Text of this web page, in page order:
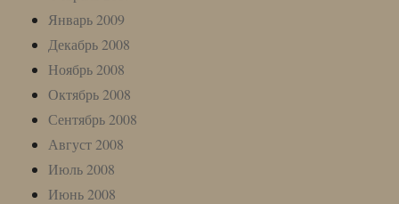
Январь 2009
Декабрь 2008
Ноябрь 2008
Октябрь 2008
Сентябрь 2008
Август 2008
Июль 2008
Июнь 2008